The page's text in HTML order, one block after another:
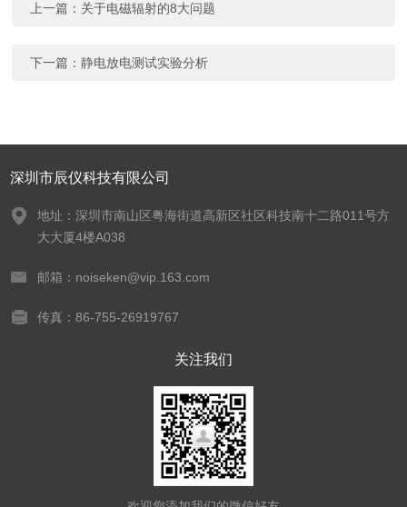
上一篇： 关于电磁辐射的8大问题
下一篇：静电放电测试实验分析
深圳市辰仪科技有限公司
地址：深圳市南山区粤海街道高新区社区科技南十二路011号方
大大厦4楼A038
邮箱：noiseken@vip.163.com
传真：86-755-26919767
关注我们